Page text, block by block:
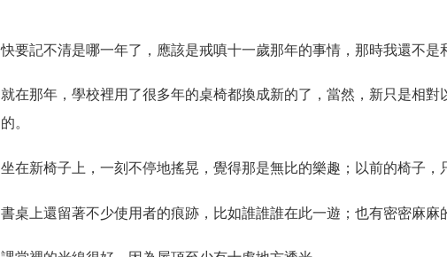
快要記不清是哪一年了，應該是戒嗔十一歲那年的事情，那時我還不是
就在那年，學校裡用了很多年的桌椅都換成新的了，當然，新只是相
的。
坐在新椅子上，一刻不停地搖晃，覺得那是無比的樂趣；以前的椅子，
書桌上還留著不少使用者的痕跡，比如誰誰誰在此一遊；也有密密麻麻